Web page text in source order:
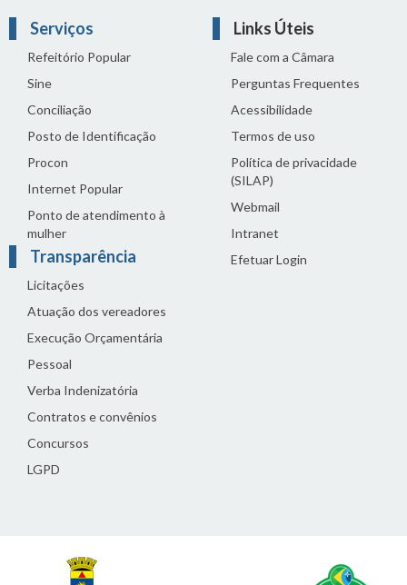
Serviços
Refeitório Popular
Sine
Conciliação
Posto de Identificação
Procon
Internet Popular
Ponto de atendimento à
mulher
Transparência
Licitações
Atuação dos vereadores
Execução Orçamentária
Pessoal
Verba Indenizatória
Contratos e convênios
Concursos
LGPD
Links Úteis
Fale com a Câmara
Perguntas Frequentes
Acessibilidade
Termos de uso
Política de privacidade
(SILAP)
Webmail
Intranet
Efetuar Login